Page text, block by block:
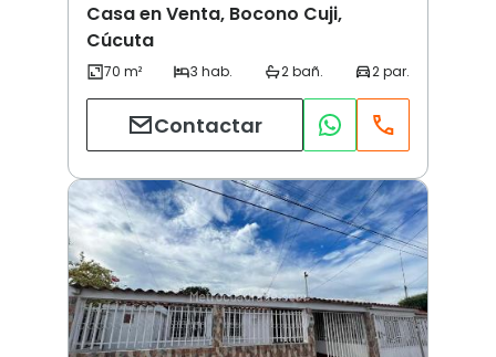
Casa en Venta, Bocono Cuji,
Cúcuta
Contactar